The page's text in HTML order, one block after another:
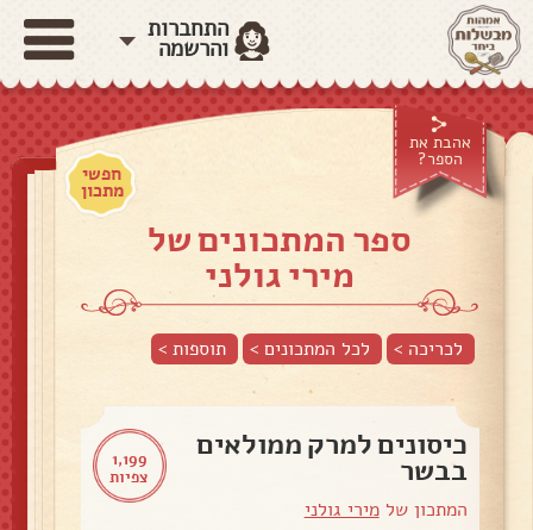
התחברות
והרשמה
אהבת את
הספר?
חפשי
מתכון
ספר המתכונים של
מירי גולני
לכריכה > לכל המתכונים > תוספות>
1,199
צפיות
כיסונים למרק ממולאים
בבשר
המתכון שלמירי גולני